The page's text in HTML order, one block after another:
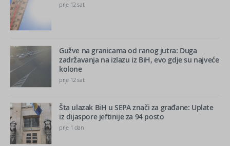
prije 12 sati
Gužve na granicama od ranog jutra: Duga
zadržavanja na izlazu iz BiH, evo gdje su najveće
kolone
prije 12 sati
Šta ulazak BiH u SEPA znači za građane: Uplate
iz dijaspore jeftinije za 94 posto
prije 1 dan